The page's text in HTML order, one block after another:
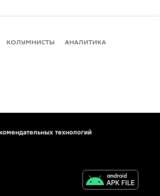
КОЛУМНИСТЫ АНАЛИТИКА
технологий